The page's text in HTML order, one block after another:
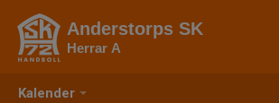
Kalender
Anderstorps SK
Herrar A